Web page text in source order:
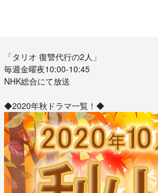
「タリオ 復讐代行の2人」
毎週金曜夜10:00-10:45
NHK総合にて放送
◆2020年秋ドラマ一覧！◆